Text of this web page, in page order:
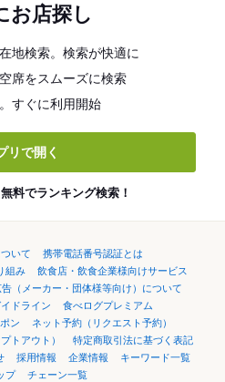
お店探し
地検索。検索が快適に
席をスムーズに検索
すぐに利用開始
リで開く
料でランキング検索！
いて
携帯電話番号認証とは
組み
飲食店・飲食企業様向けサービス
告（メーカー・団体様等向け）について
ドライン
食べログプレミアム
ン
ネット予約（リクエスト予約）
トアウト）
特定商取引法に基づく表記
採用情報 企業情報
キーワード一覧
プ
チェーン一覧